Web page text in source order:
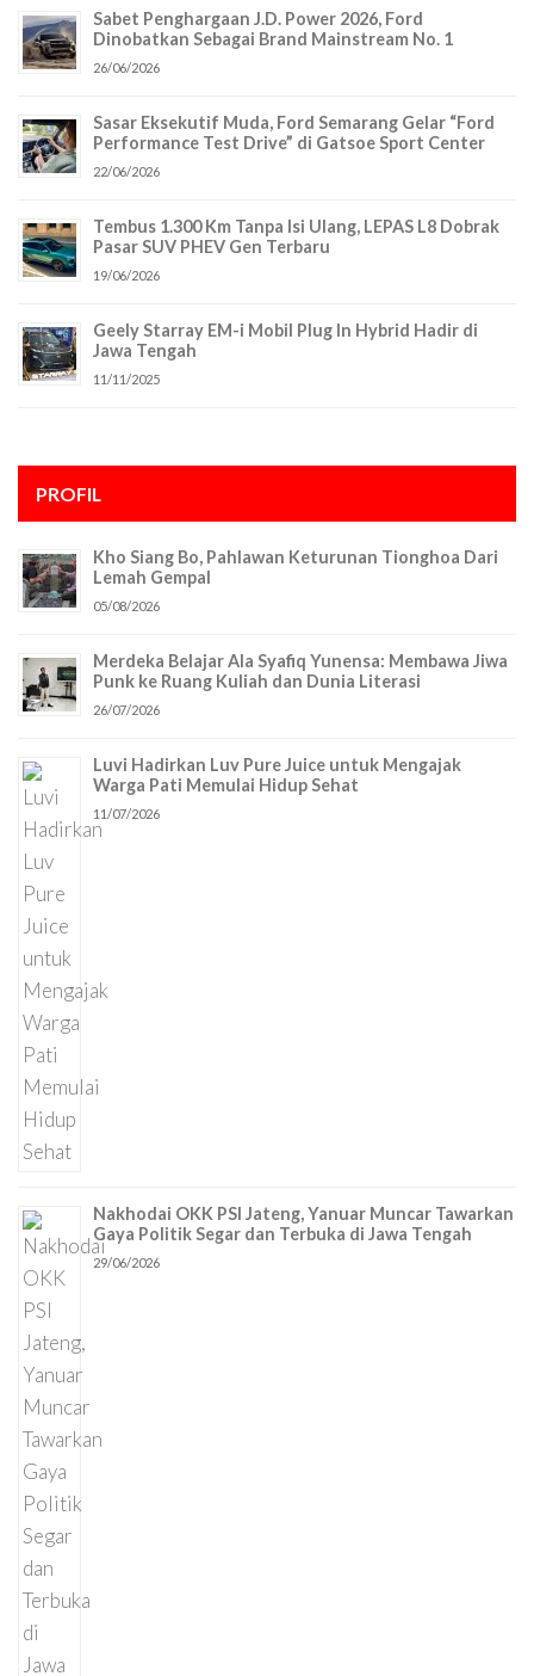
Sabet Penghargaan J.D. Power 2026, Ford
Dinobatkan Sebagai Brand Mainstream No. 1
26/06/2026
Sasar Eksekutif Muda, Ford Semarang Gelar “Ford
Performance Test Drive” di Gatsoe Sport Center
22/06/2026
Tembus 1.300 Km Tanpa Isi Ulang, LEPAS L8 Dobrak
Pasar SUV PHEV Gen Terbaru
19/06/2026
Geely Starray EM-i Mobil Plug In Hybrid Hadir di
Jawa Tengah
11/11/2025
PROFIL
Kho Siang Bo, Pahlawan Keturunan Tionghoa Dari
Lemah Gempal
05/08/2026
Merdeka Belajar Ala Syafiq Yunensa: Membawa Jiwa
Punk ke Ruang Kuliah dan Dunia Literasi
26/07/2026
Luvi Hadirkan Luv Pure Juice untuk Mengajak
Warga Pati Memulai Hidup Sehat
11/07/2026
Nakhodai OKK PSI Jateng, Yanuar Muncar Tawarkan
Gaya Politik Segar dan Terbuka di Jawa Tengah
29/06/2026